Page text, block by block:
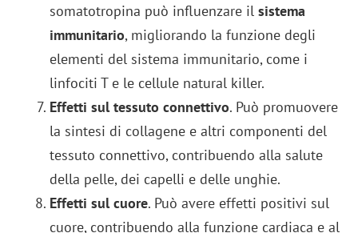
somatotropina può influenzare ilsistema
immunitario, migliorando la funzione degli
elementi del sistema immunitario, come i
linfociti T e le cellule natural killer.
Effetti sul tessuto connettivo. Può promuovere
la sintesi di collagene e altri componenti del
tessuto connettivo, contribuendo alla salute
della pelle, dei capelli e delle unghie.
Effetti sul cuore. Può avere effetti positivi sul
cuore, contribuendo alla funzione cardiaca e al